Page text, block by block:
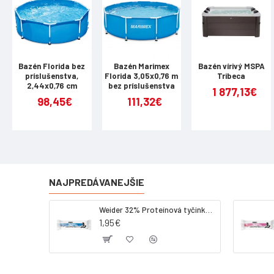
chvíli, keď
boxovacie
Zosilnený
Ponúkaný
Stabilitu
navyše
Tupý uhol
V pätkách
do zeme
bezpečná
Bazén Florida bez
príslušenstva,
2,44x0,76 cm
98,45€
Bazén Marimex
Florida 3,05x0,76 m
bez príslušenstva
111,32€
Bazén vírivý MSPA
Tribeca
1 877,13€
NAJPREDÁVANEJŠIE
1,95€